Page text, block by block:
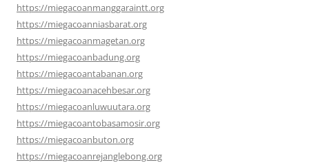
https://miegacoanmanggaraintt.org
https://miegacoanniasbarat.org
https://miegacoanmagetan.org
https://miegacoanbadung.org
https://miegacoantabanan.org
https://miegacoanacehbesar.org
https://miegacoanluwuutara.org
https://miegacoantobasamosir.org
https://miegacoanbuton.org
https://miegacoanrejanglebong.org